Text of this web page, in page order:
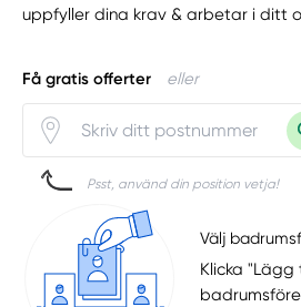
uppfyller dina krav & arbetar i ditt
Få gratis offerter eller
Psst, använd din position vetja!
Välj
Klicka